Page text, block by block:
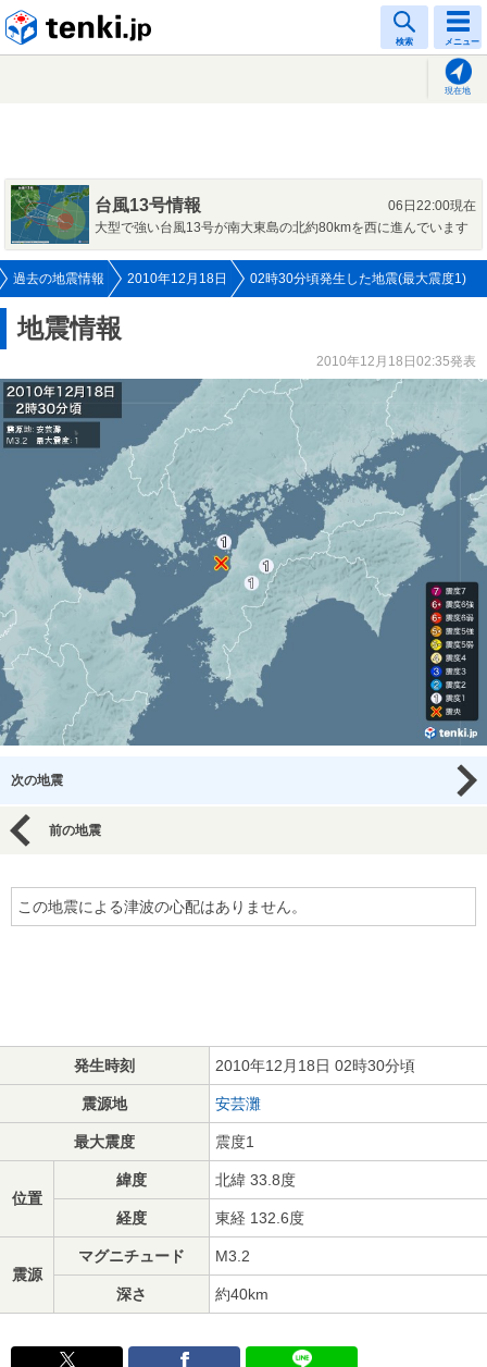
検索 メニュー
現在地
台風13号情報
06日22:00現在
大型で強い台風13号が南大東島の北約80kmを西に進んでいます
過去の地震情報 2010年12月18日 02時30分頃発生した地震(最大震度1)
地震情報
2010年12月18日02:35発表
次の地震
前の地震
この地震による津波の心配はありません。
発生時刻 2010年12月18日 02時30分頃
震源地 安芸灘
最大震度 震度1
位置
緯度 北緯 33.8度
経度 東経 132.6度
震源
マグニチュード M3.2
深さ 約40km